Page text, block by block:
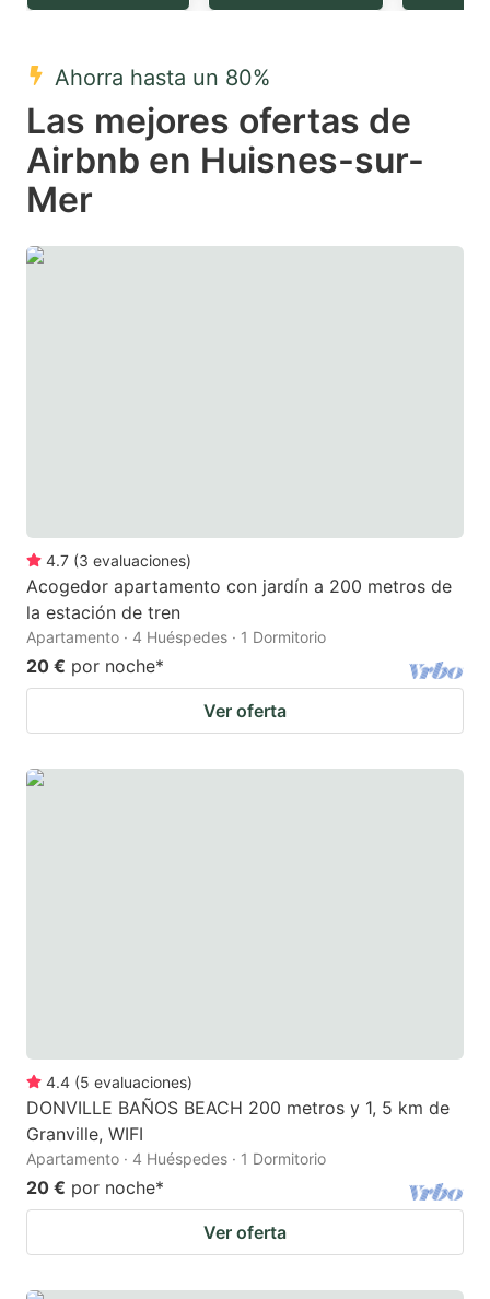
question
key
to
get
shortcuts
question
to
get
the
shortcuts
Ahorra hasta un 80%
Las mejores ofertas de
Airbnb en Huisnes-sur-
Mer
4.7 (3 evaluaciones)
Acogedor apartamento con jardín a 200 metros de
la estación de tren
Apartamento · 4 Huéspedes · 1 Dormitorio
20 € por noche*
Ver oferta
4.4 (5 evaluaciones)
DONVILLE BAÑOS BEACH 200 metros y 1, 5 km de
Granville, WIFI
Apartamento · 4 Huéspedes · 1 Dormitorio
20 € por noche*
Ver oferta